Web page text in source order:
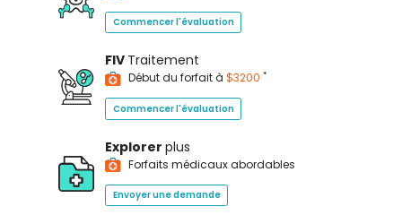
Commencer l'évaluation
FIV Traitement
Début du forfait à $3200 *
Commencer l'évaluation
Explorer plus
Forfaits médicaux abordables
Envoyer une demande